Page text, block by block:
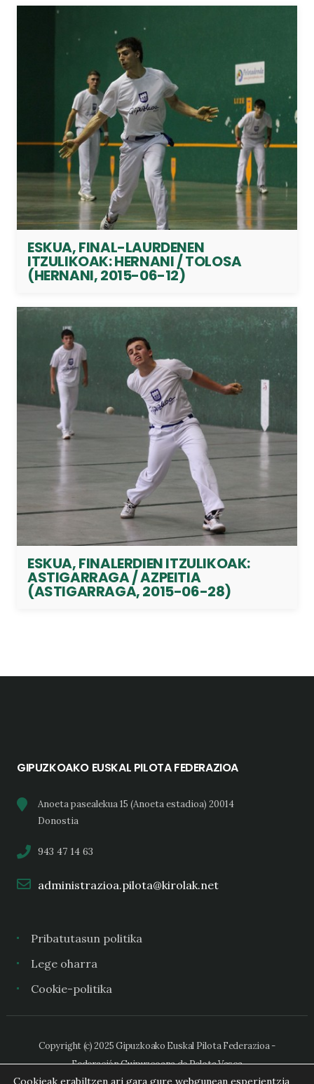
ESKUA, FINAL-LAURDENEN
ITZULIKOAK: HERNANI / TOLOSA
(HERNANI, 2015-06-12)
ESKUA, FINALERDIEN ITZULIKOAK:
ASTIGARRAGA / AZPEITIA
(ASTIGARRAGA, 2015-06-28)
GIPUZKOAKO EUSKAL PILOTA FEDERAZIOA
Anoeta pasealekua 15 (Anoeta estadioa) 20014
Donostia
943 47 14 63
administrazioa.pilota@kirolak.net
Pribatutasun politika
Lege oharra
Cookie-politika
Copyright (c) 2025 Gipuzkoako Euskal Pilota Federazioa -
Federación Guipuzcoana de Pelota Vasca
Cookieak erabiltzen ari gara gure webgunean esperientzia